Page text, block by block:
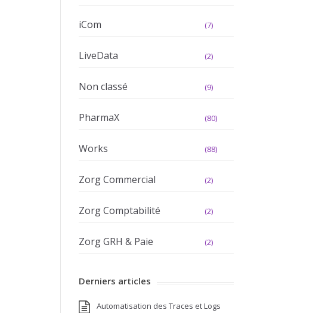
iCom (7)
LiveData (2)
Non classé (9)
PharmaX (80)
Works (88)
Zorg Commercial (2)
Zorg Comptabilité (2)
Zorg GRH & Paie (2)
Derniers articles
Automatisation des Traces et Logs